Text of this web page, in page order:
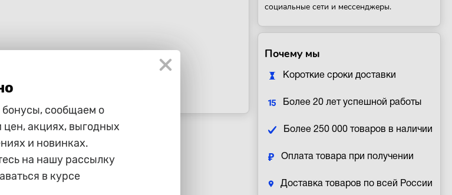
социальные сети и мессенджеры.
Почему мы
Короткие сроки доставки
Более 20 лет успешной работы
Более 250 000 товаров в наличии
Оплата товара при получении
Доставка товаров по всей России
сообщаем о
акциях, выгодных
и новинках.
на нашу рассылку
в курсе